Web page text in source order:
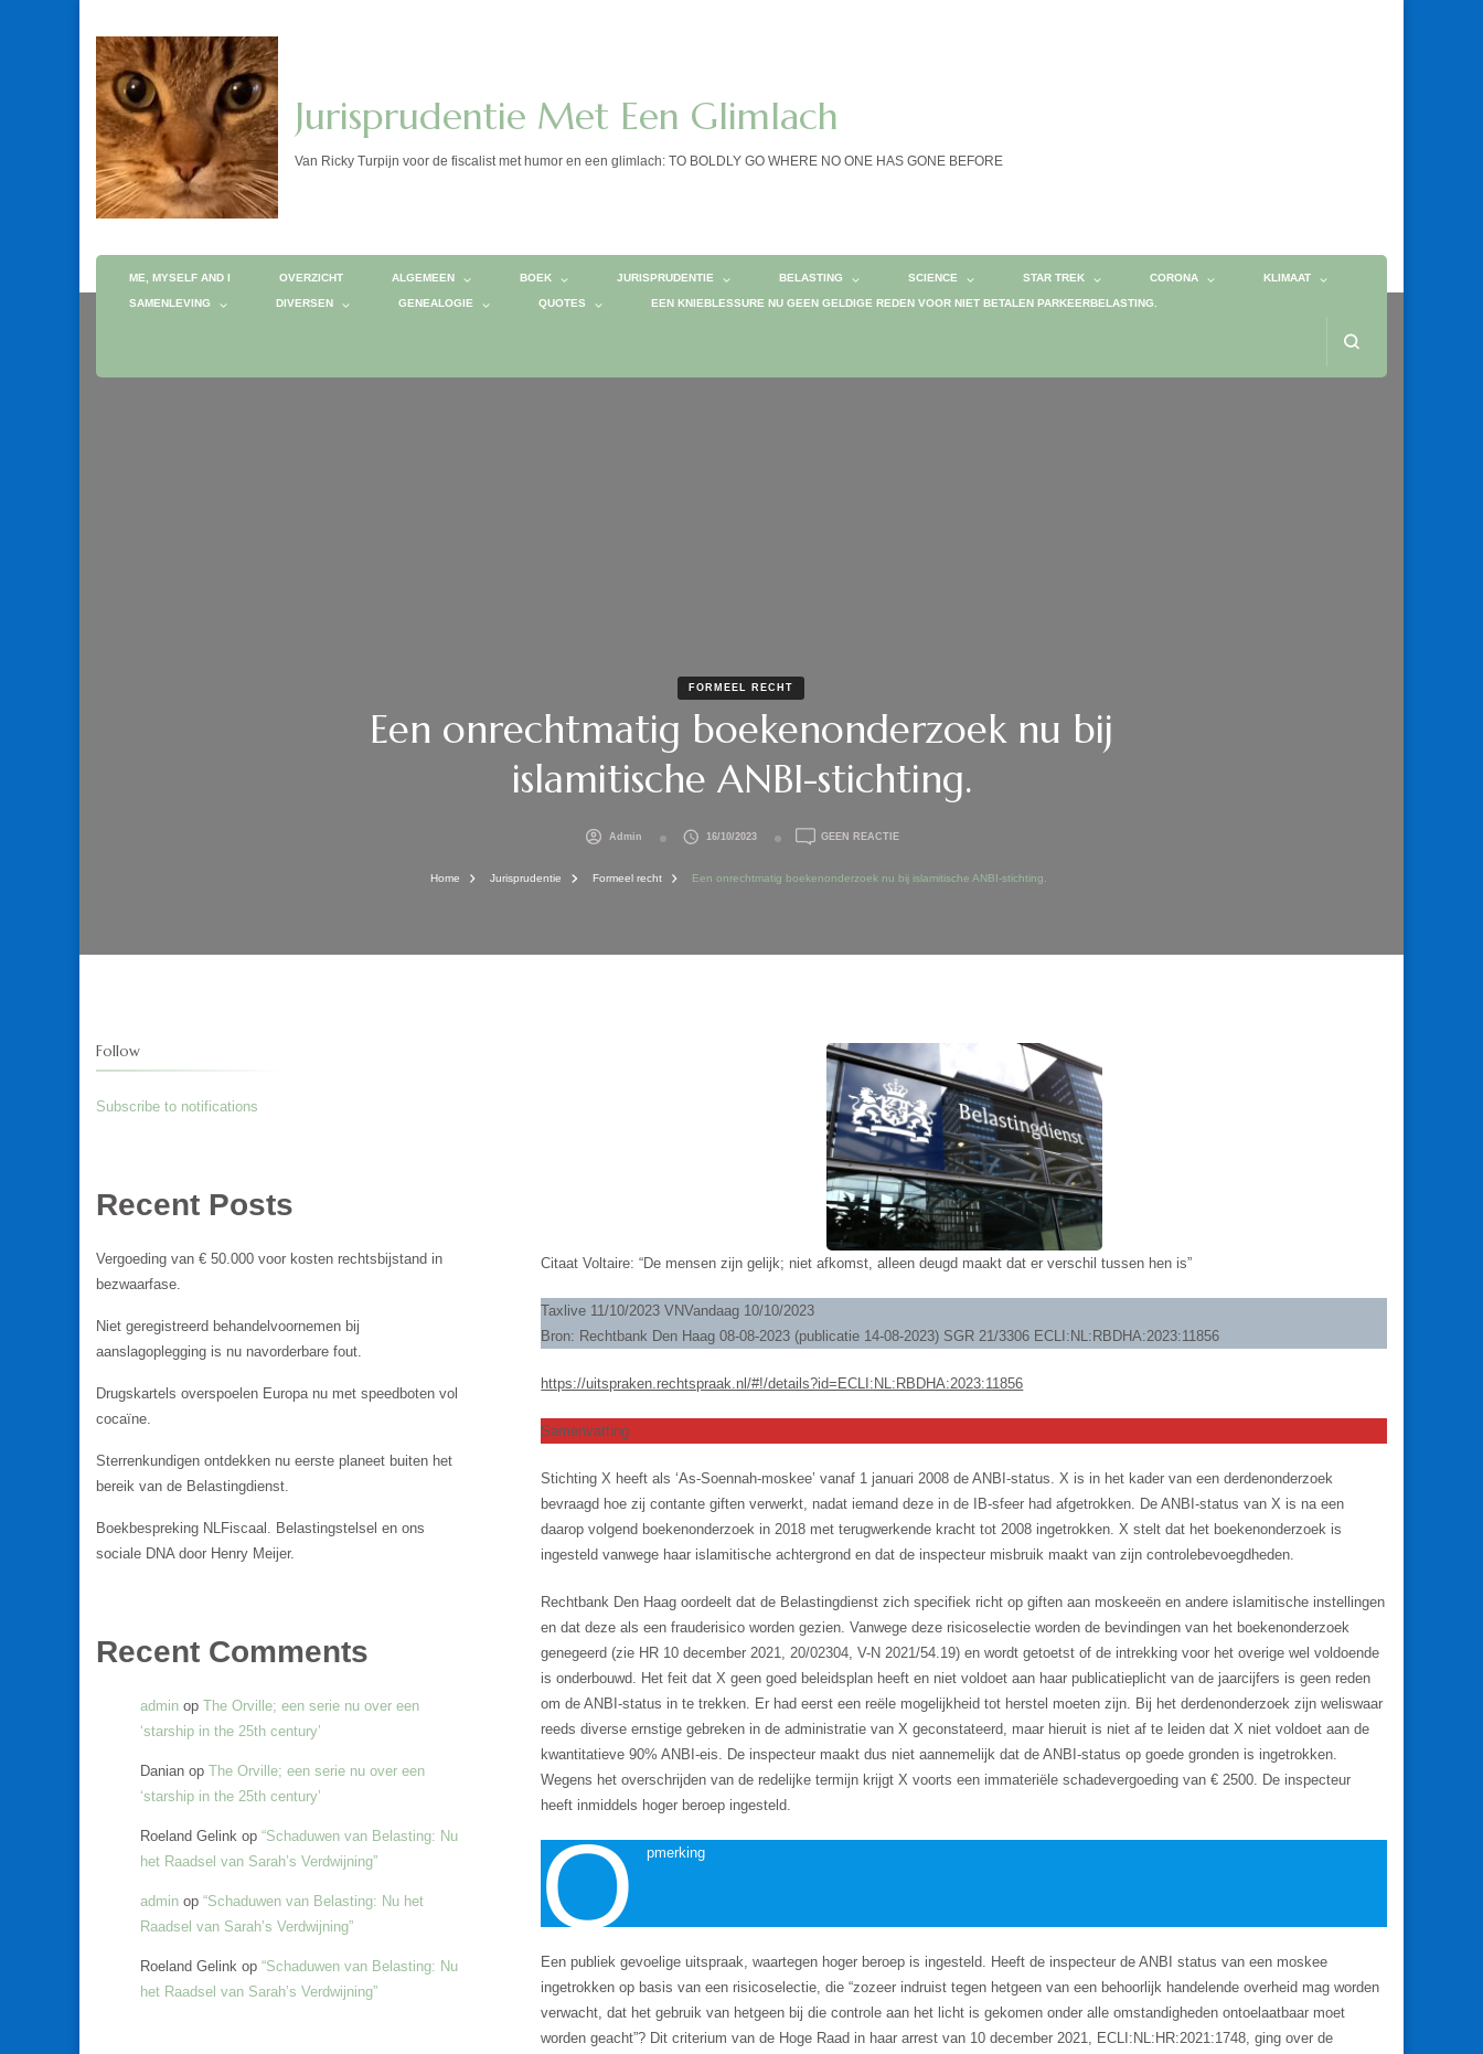
Jurisprudentie Met Een Glimlach
Van Ricky Turpijn voor de fiscalist met humor en een glimlach: TO BOLDLY GO WHERE NO ONE HAS GONE BEFORE
ME, MYSELF AND I OVERZICHT ALGEMEEN BOEK JURISPRUDENTIE BELASTING SCIENCE STAR TREK CORONA KLIMAAT
SAMENLEVING DIVERSEN GENEALOGIE QUOTES EEN KNIEBLESSURE NU GEEN GELDIGE REDEN VOOR NIET BETALEN PARKEERBELASTING.
FORMEEL RECHT
Een onrechtmatig boekenonderzoek nu bij
islamitische ANBI-stichting.
Admin 16/10/2023 GEEN REACTIEOP
BOEKENONDERZOEK
Home Jurisprudentie Formeel recht Een onrechtmatig boekenonderzoek nu bij islamitische ANBI-stichting.
Citaat Voltaire: “De mensen zijn gelijk; niet afkomst, alleen deugd maakt dat er verschil tussen hen is”
Taxlive 11/10/2023 VNVandaag 10/10/2023
Bron: Rechtbank Den Haag 08-08-2023 (publicatie 14-08-2023) SGR 21/3306 ECLI:NL:RBDHA:2023:11856
https://uitspraken.rechtspraak.nl/#!/details?id=ECLI:NL:RBDHA:2023:11856
Samenvatting
Stichting X heeft als ‘As-Soennah-moskee’ vanaf 1 januari 2008 de ANBI-status. X is in het kader van een derdenonderzoek
bevraagd hoe zij contante giften verwerkt, nadat iemand deze in de IB-sfeer had afgetrokken. De ANBI-status van X is na een
daarop volgend boekenonderzoek in 2018 met terugwerkende kracht tot 2008 ingetrokken. X stelt dat het boekenonderzoek is
ingesteld vanwege haar islamitische achtergrond en dat de inspecteur misbruik maakt van zijn controlebevoegdheden.
Rechtbank Den Haag oordeelt dat de Belastingdienst zich specifiek richt op giften aan moskeeën en andere islamitische instellingen
en dat deze als een frauderisico worden gezien. Vanwege deze risicoselectie worden de bevindingen van het boekenonderzoek
genegeerd (zie HR 10 december 2021, 20/02304, V-N 2021/54.19) en wordt getoetst of de intrekking voor het overige wel voldoende
is onderbouwd. Het feit dat X geen goed beleidsplan heeft en niet voldoet aan haar publicatieplicht van de jaarcijfers is geen reden
om de ANBI-status in te trekken. Er had eerst een reële mogelijkheid tot herstel moeten zijn. Bij het derdenonderzoek zijn weliswaar
reeds diverse ernstige gebreken in de administratie van X geconstateerd, maar hieruit is niet af te leiden dat X niet voldoet aan de
kwantitatieve 90% ANBI-eis. De inspecteur maakt dus niet aannemelijk dat de ANBI-status op goede gronden is ingetrokken.
Wegens het overschrijden van de redelijke termijn krijgt X voorts een immateriële schadevergoeding van € 2500. De inspecteur
heeft inmiddels hoger beroep ingesteld.
O pmerking
Een publiek gevoelige uitspraak, waartegen hoger beroep is ingesteld. Heeft de inspecteur de ANBI status van een moskee
ingetrokken op basis van een risicoselectie, die “zozeer indruist tegen hetgeen van een behoorlijk handelende overheid mag worden
verwacht, dat het gebruik van hetgeen bij die controle aan het licht is gekomen onder alle omstandigheden ontoelaatbaar moet
worden geacht”? Dit criterium van de Hoge Raad in haar arrest van 10 december 2021, ECLI:NL:HR:2021:1748, ging over de
Follow
Subscribe to notifications
Recent Posts
Vergoeding van € 50.000 voor kosten rechtsbijstand in
bezwaarfase.
Niet geregistreerd behandelvoornemen bij
aanslagoplegging is nu navorderbare fout.
Drugskartels overspoelen Europa nu met speedboten vol
cocaïne.
Sterrenkundigen ontdekken nu eerste planeet buiten het
bereik van de Belastingdienst.
Boekbespreking NLFiscaal. Belastingstelsel en ons
sociale DNA door Henry Meijer.
Recent Comments
admin op The Orville; een serie nu over een
‘starship in the 25th century’
Danian op The Orville; een serie nu over een
‘starship in the 25th century’
Roeland Gelink op “Schaduwen van Belasting: Nu
het Raadsel van Sarah’s Verdwijning”
admin op “Schaduwen van Belasting: Nu het
Raadsel van Sarah’s Verdwijning”
Roeland Gelink op “Schaduwen van Belasting: Nu
het Raadsel van Sarah’s Verdwijning”